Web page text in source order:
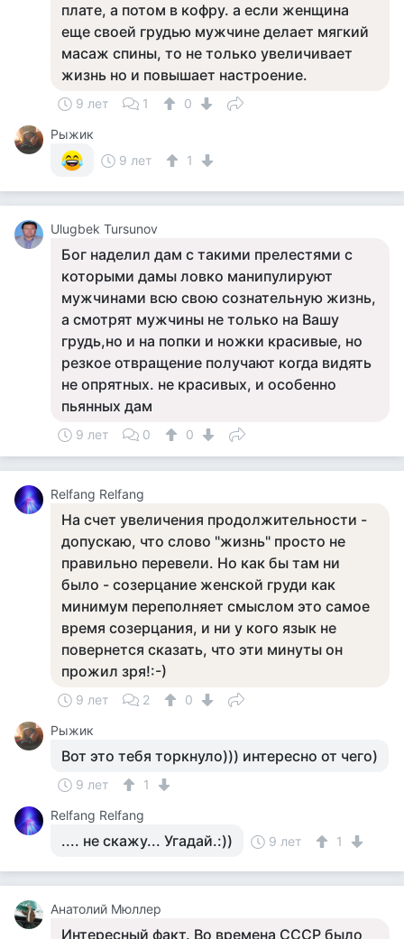
плате, а потом в кофру. а если женщина
еще своей грудью мужчине делает мягкий
масаж спины, то не только увеличивает
жизнь но и повышает настроение.
9 лет 1
0
Рыжик
9 лет
1
Ulugbek Tursunov
Бог наделил дам с такими прелестями с
которыми дамы ловко манипулируют
мужчинами всю свою сознательную жизнь,
а смотрят мужчины не только на Вашу
грудь,но и на попки и ножки красивые, но
резкое отвращение получают когда видять
не опрятных. не красивых, и особенно
пьянных дам
9 лет 0 0
Relfang Relfang
На счет увеличения продолжительности -
допускаю, что слово "жизнь" просто не
правильно перевели. Но как бы там ни
было - созерцание женской груди как
минимум переполняет смыслом это самое
время созерцания, и ни у кого язык не
повернется сказать, что эти минуты он
прожил зря!:-)
9 лет 2
0
Рыжик
Вот это тебя торкнуло))) интересно от чего)
9 лет
1
Relfang Relfang
.... не скажу... Угадай.:)) 9 лет 1
Анатолий Мюллер
Интересный факт. Во времена СССР было